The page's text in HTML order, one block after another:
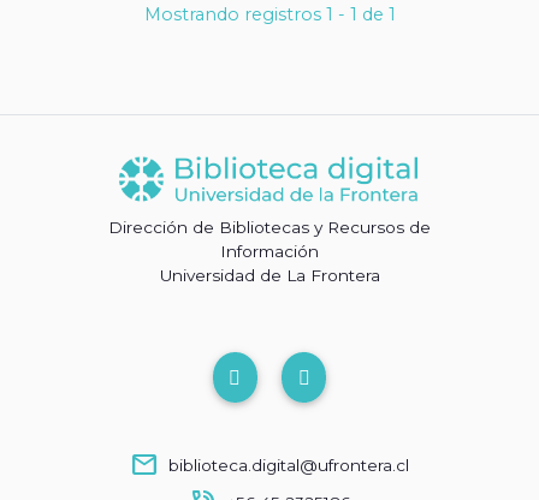
Mostrando registros 1 - 1 de 1
Dirección de Bibliotecas y Recursos de
Información
Universidad de La Frontera
mail biblioteca.digital@ufrontera.cl